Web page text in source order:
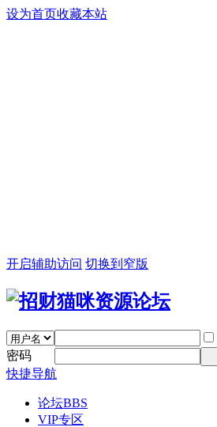
设为首页收藏本站
开启辅助访问 切换到窄版
密码
快捷导航
论坛BBS
VIP专区